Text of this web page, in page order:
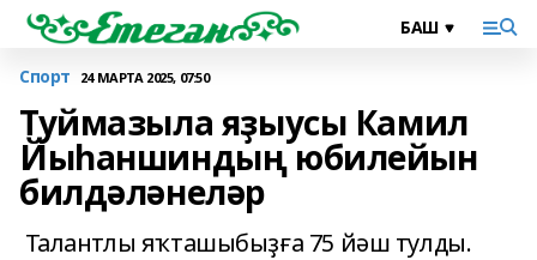
Спорт 24 МАРТА 2025, 07:50
Туймазыла яҙыусы Камил
Йыһаншиндың юбилейын
билдәләнеләр
Талантлы яҡташыбыҙға 75 йәш тулды.